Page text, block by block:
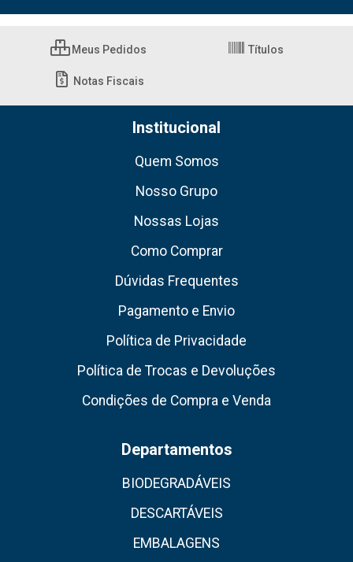
Meus Pedidos Títulos
Notas Fiscais
Institucional
Quem Somos
Nosso Grupo
Nossas Lojas
Como Comprar
Dúvidas Frequentes
Pagamento e Envio
Política de Privacidade
Política de Trocas e Devoluções
Condições de Compra e Venda
Departamentos
BIODEGRADÁVEIS
DESCARTÁVEIS
EMBALAGENS